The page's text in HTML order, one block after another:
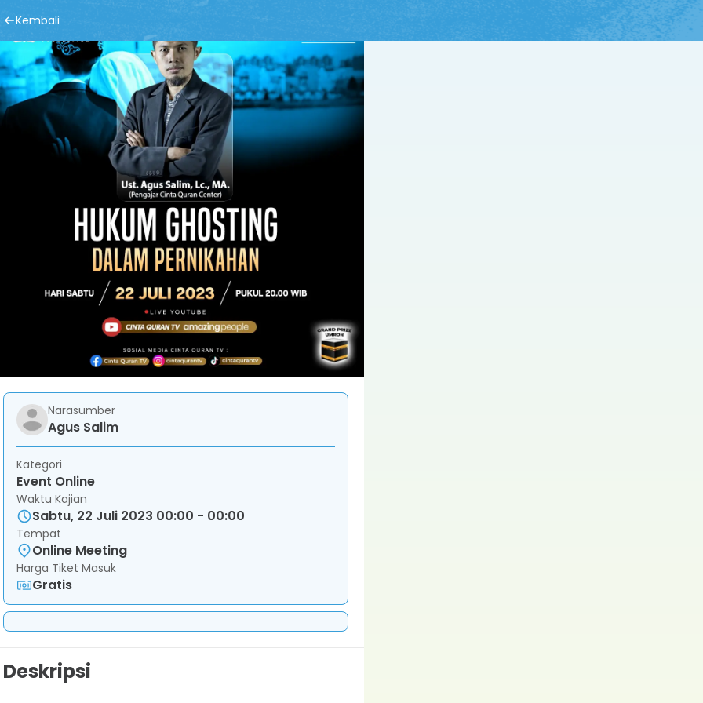
Kembali
Narasumber
Agus Salim
Kategori
Event Online
Waktu Kajian
Sabtu, 22 Juli 2023 00:00 - 00:00
Tempat
Online Meeting
Harga Tiket Masuk
Gratis
Deskripsi